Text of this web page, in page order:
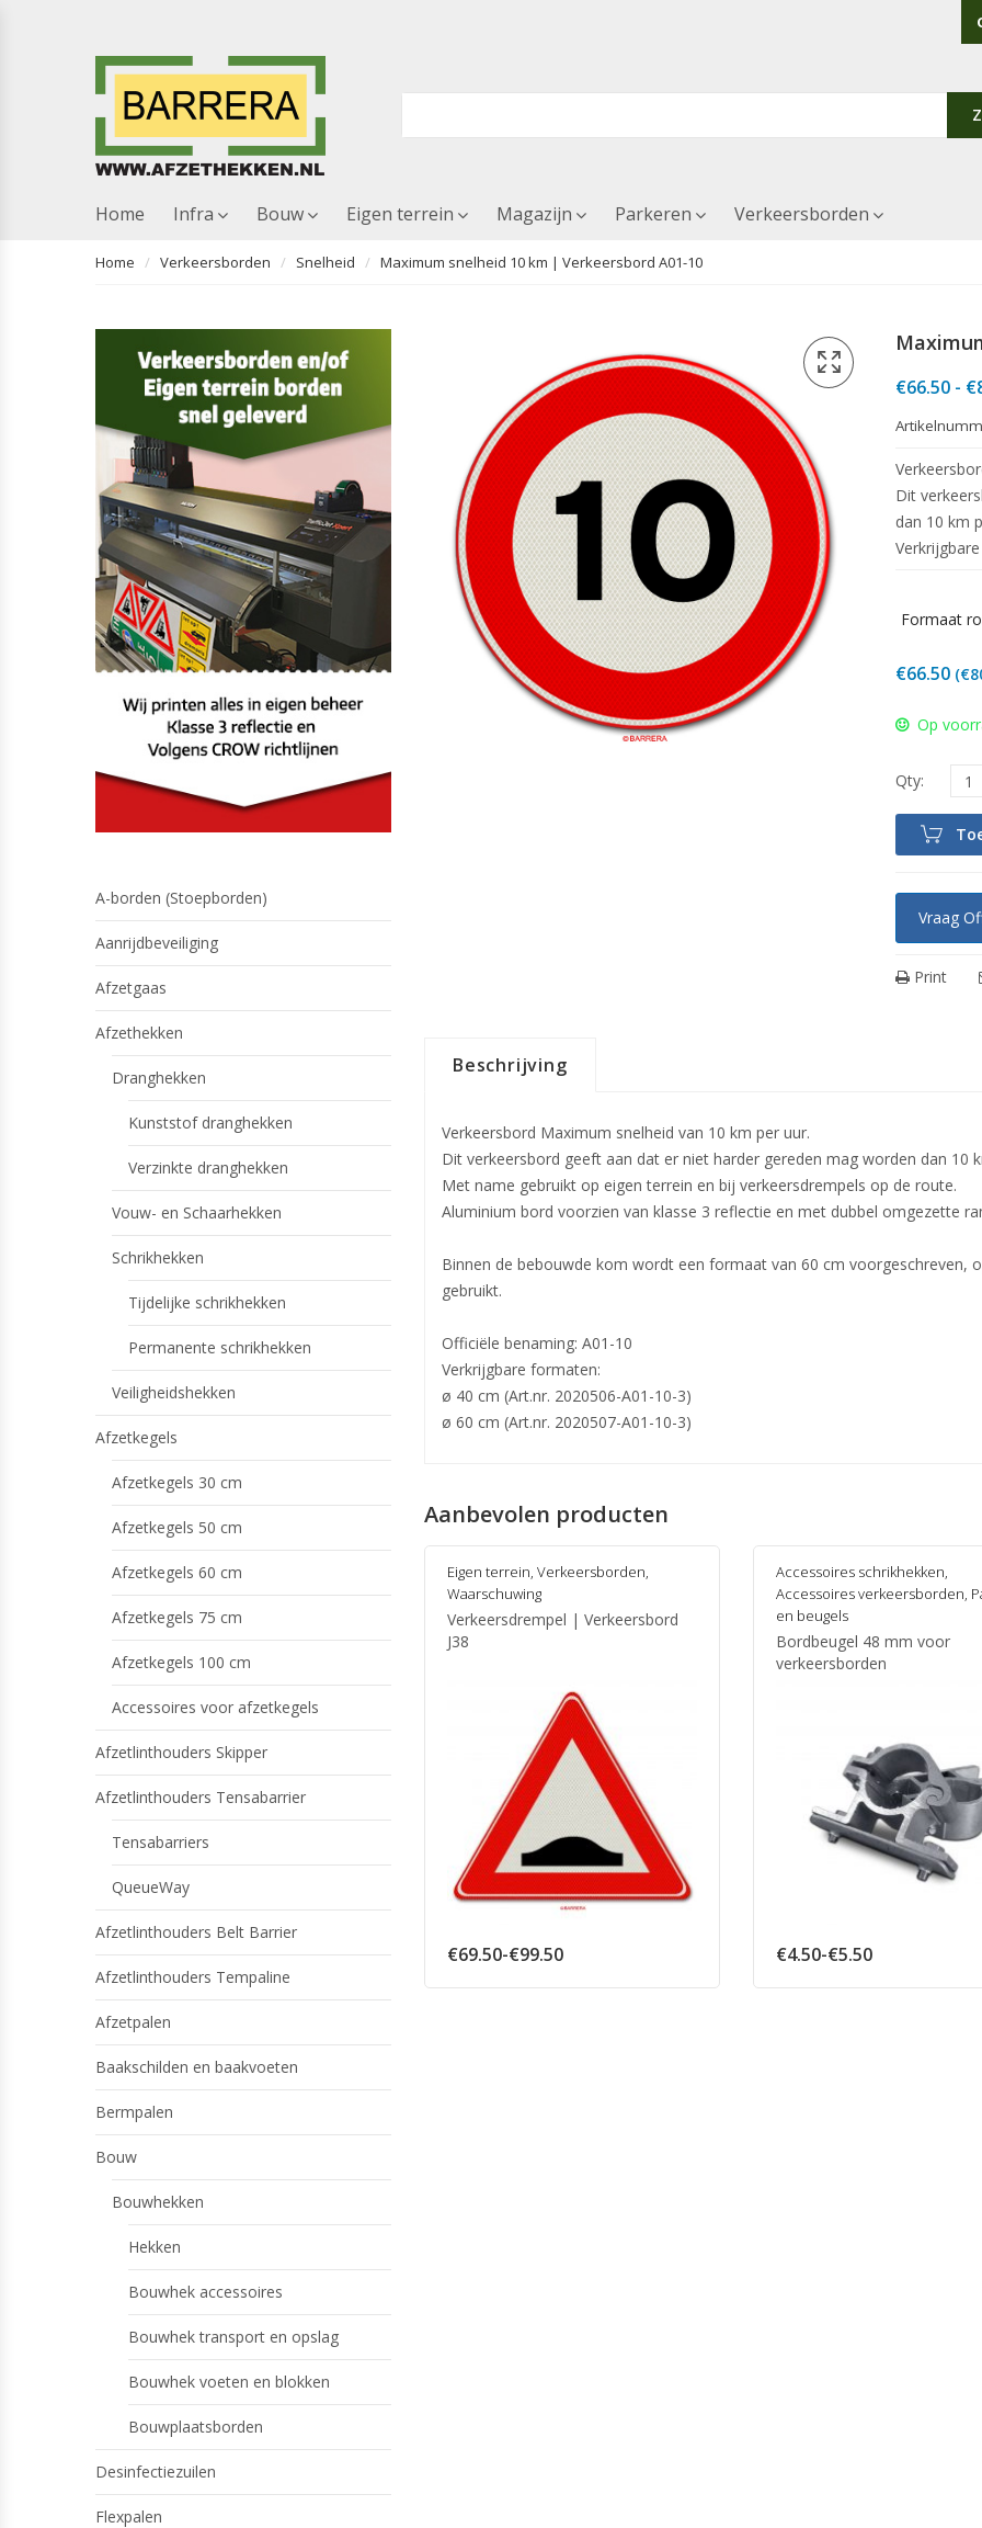
Home Infra Bouw Eigen terrein Magazijn Parkeren Verkeersborden
Home Verkeersborden Snelheid Maximum snelheid 10 km | Verkeersbord A01-10
€66.50 - €
Dit
dan 10 km
Formaat
€66.50 (€
Op
Vraag
Print
Beschrijving
Verkeersbord Maximum snelheid van 10 km per uur.
Dit verkeersbord geeft aan dat er niet harder gereden mag worden dan 10
Met name gebruikt op eigen terrein en bij verkeersdrempels op de route.
Aluminium bord voorzien van klasse 3 reflectie en met dubbel omgezette
Binnen de bebouwde kom wordt een formaat van 60 cm voorgeschreven,
gebruikt.
Officiële benaming: A01-10
Verkrijgbare formaten:
ø 40 cm (Art.nr. 2020506-A01-10-3)
ø 60 cm (Art.nr. 2020507-A01-10-3)
Aanbevolen producten
Eigen terrein, Verkeersborden,
Waarschuwing
Verkeersdrempel | Verkeersbord
J38
€69.50-€99.50Prijsklasse:
Accessoires schrikhekken,
Accessoires verkeersborden,
en beugels
Bordbeugel 48 mm voor
verkeersborden
€4.50-€5.50Prijsklasse:
A-borden (Stoepborden)
Aanrijdbeveiliging
Afzetgaas
Afzethekken
Dranghekken
Kunststof dranghekken
Verzinkte dranghekken
Vouw- en Schaarhekken
Schrikhekken
Tijdelijke schrikhekken
Permanente schrikhekken
Veiligheidshekken
Afzetkegels
Afzetkegels 30 cm
Afzetkegels 50 cm
Afzetkegels 60 cm
Afzetkegels 75 cm
Afzetkegels 100 cm
Accessoires voor afzetkegels
Afzetlinthouders Skipper
Afzetlinthouders Tensabarrier
Tensabarriers
QueueWay
Afzetlinthouders Belt Barrier
Afzetlinthouders Tempaline
Afzetpalen
Baakschilden en baakvoeten
Bermpalen
Bouw
Bouwhekken
Hekken
Bouwhek accessoires
Bouwhek transport en opslag
Bouwhek voeten en blokken
Bouwplaatsborden
Desinfectiezuilen
Flexpalen